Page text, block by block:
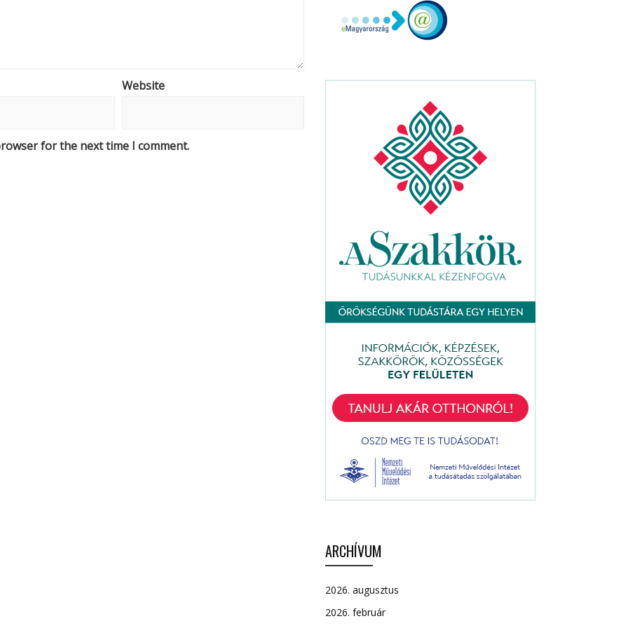
Website
for the next time I comment.
ARCHÍVUM
2026. augusztus
2026. február